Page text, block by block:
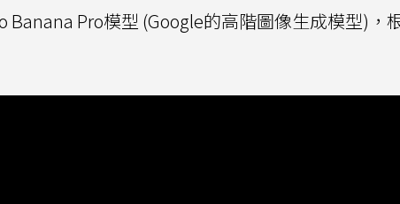
Banana Pro模型 (Google的高階圖像生成模型)，